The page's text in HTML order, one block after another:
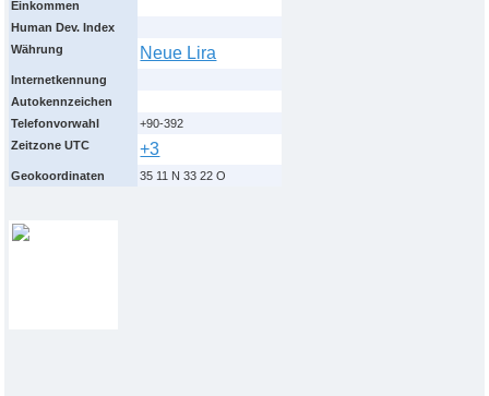
Einkommen
Human Dev. Index
Währung
Neue Lira
Internetkennung
Autokennzeichen
Telefonvorwahl
+90-392
Zeitzone UTC
+3
Geokoordinaten 35 11 N 33 22 O